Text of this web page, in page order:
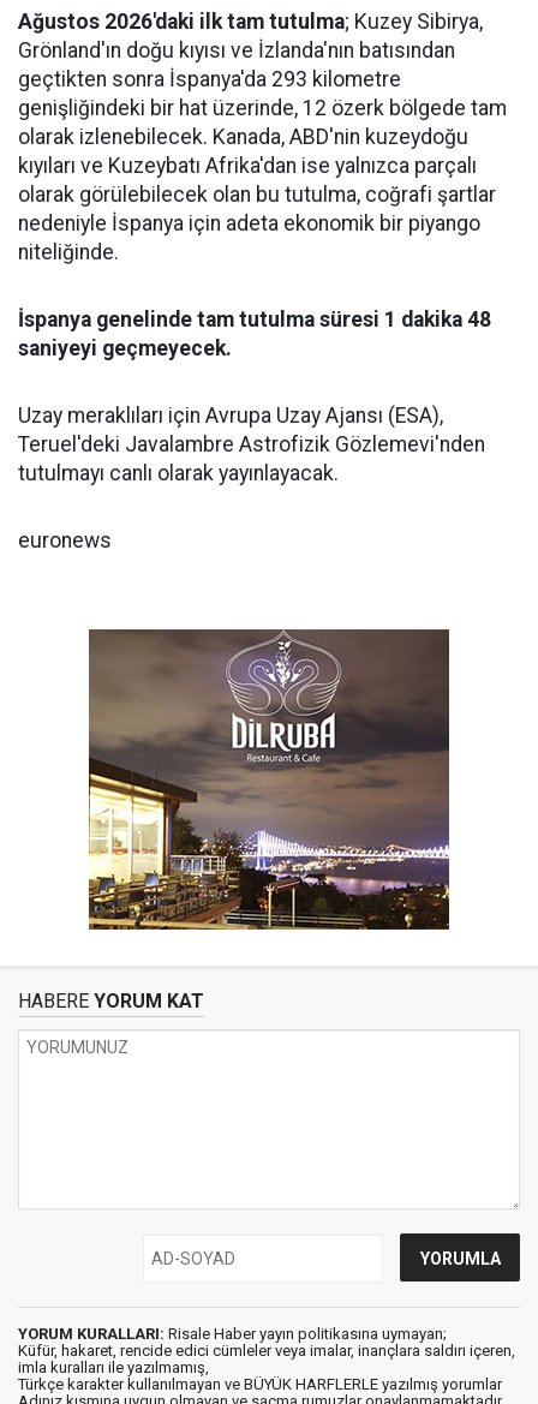
Ağustos 2026'daki ilk tam tutulma; Kuzey Sibirya,
Grönland'ın doğu kıyısı ve İzlanda'nın batısından
geçtikten sonra İspanya'da 293 kilometre
genişliğindeki bir hat üzerinde, 12 özerk bölgede tam
olarak izlenebilecek. Kanada, ABD'nin kuzeydoğu
kıyıları ve Kuzeybatı Afrika'dan ise yalnızca parçalı
olarak görülebilecek olan bu tutulma, coğrafi şartlar
nedeniyle İspanya için adeta ekonomik bir piyango
niteliğinde.
İspanya genelinde tam tutulma süresi 1 dakika 48
saniyeyi geçmeyecek.
Uzay meraklıları için Avrupa Uzay Ajansı (ESA),
Teruel'deki Javalambre Astrofizik Gözlemevi'nden
tutulmayı canlı olarak yayınlayacak.
euronews
HABERE YORUM KAT
YORUM KURALLARI: Risale Haber yayın politikasına uymayan;
Küfür, hakaret, rencide edici cümleler veya imalar, inançlara saldırı içeren,
imla kuralları ile yazılmamış,
Türkçe karakter kullanılmayan ve BÜYÜK HARFLERLE yazılmış yorumlar